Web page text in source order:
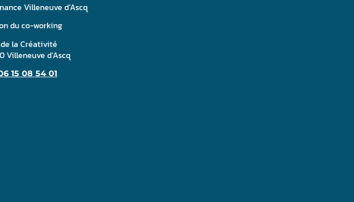
Villeneuve d’Ascq
du co-working
la Créativité
Villeneuve d’Ascq
15 08 54 01